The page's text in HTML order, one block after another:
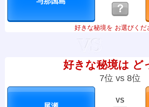
？
好きな秘境を お選びくだ
好きな秘境は ど
7位 vs 8位
VS